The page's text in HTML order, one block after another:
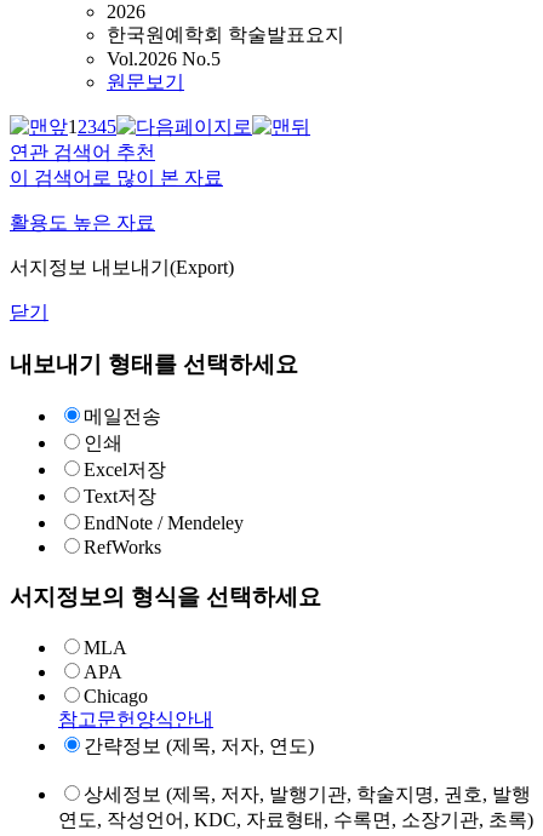
2026
한국원예학회 학술발표요지
Vol.2026 No.5
원문보기
12345
연관 검색어 추천
이 검색어로 많이 본 자료
활용도 높은 자료
서지정보 내보내기(Export)
닫기
내보내기 형태를 선택하세요
메일전송
인쇄
Excel저장
Text저장
EndNote / Mendeley
RefWorks
서지정보의 형식을 선택하세요
MLA
APA
Chicago
참고문헌양식안내
간략정보 (제목, 저자, 연도)
상세정보 (제목, 저자, 발행기관, 학술지명, 권호, 발행
연도, 작성언어, KDC, 자료형태, 수록면, 소장기관, 초록)